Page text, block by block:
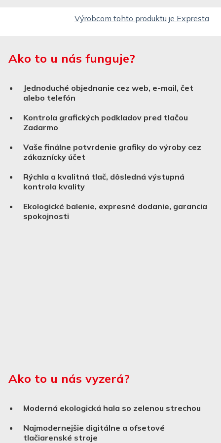
Výrobcom tohto produktu je Expresta
Ako to u nás funguje?
Jednoduché objednanie cez web, e-mail, čet
alebo telefón
Kontrola grafických podkladov pred tlačou
Zadarmo
Vaše finálne potvrdenie grafiky do výroby cez
zákaznícky účet
Rýchla a kvalitná tlač, dôsledná výstupná
kontrola kvality
Ekologické balenie, expresné dodanie, garancia
spokojnosti
Ako to u nás vyzerá?
Moderná ekologická hala so zelenou strechou
Najmodernejšie digitálne a ofsetové
tlačiarenské stroje